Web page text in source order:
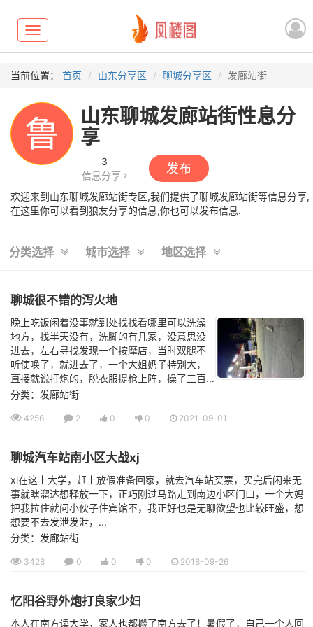
Toggle
navigation
当前位置： 首页 山东分享区 聊城分享区 发廊站街
鲁
山东聊城发廊站街性息分
享
3
信息分享
发布
欢迎来到山东聊城发廊站街专区,我们提供了聊城发廊站街等信息分享,
在这里你可以看到狼友分享的信息,你也可以发布信息.
分类选择 城市选择 地区选择
聊城很不错的泻火地
晚上吃饭闲着没事就到处找找看哪里可以洗澡
地方，找半天没有，洗脚的有几家，没意思没
进去，左右寻找发现一个按摩店，当时双腿不
听使唤了，就进去了，一个大姐奶子特别大，
直接就说打炮的，脱衣服提枪上阵，操了三百...
分类：发廊站街
4256 2 0 0 2021-09-01
聊城汽车站南小区大战xj
xl在这上大学，赶上放假准备回家，就去汽车站买票，买完后闲来无
事就瞎溜达想释放一下，正巧刚过马路走到南边小区门口，一个大妈
把我拉住就问小伙子住宾馆不，我正好也是无聊欲望也比较旺盛，想
想要不去发泄发泄，...
分类：发廊站街
3428 0 0 0 2018-09-26
忆阳谷野外炮打良家少妇
本人在南方读大学，家人也都搬了南方去了！暑假了，自己一个人回